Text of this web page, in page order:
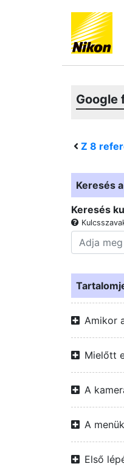
Google
Z 8
Keresés
Keresés
Amikor
Mielőtt
A
A
Első